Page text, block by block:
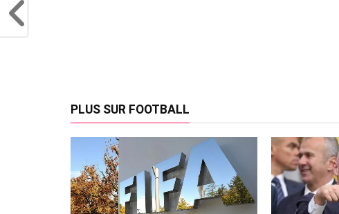
PLUS SUR FOOTBALL